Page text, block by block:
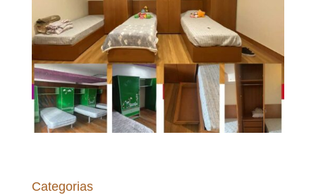
Categorias